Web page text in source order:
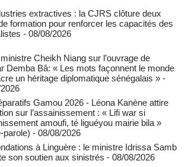
extractives : la CJRS clôture deux
formation pour renforcer les capacités des
- 08/08/2026
Cheikh Niang sur l’ouvrage de
Demba Bâ: « Les mots façonnent le monde
un héritage diplomatique sénégalais » -
Gamou 2026 - Léona Kanène attire
sur l’assainissement : « Lifi war si
amoufi, té liguéyou mairie bila »
parole) - 08/08/2026
à Linguère : le ministre Idrissa Samb
son soutien aux sinistrés - 08/08/2026